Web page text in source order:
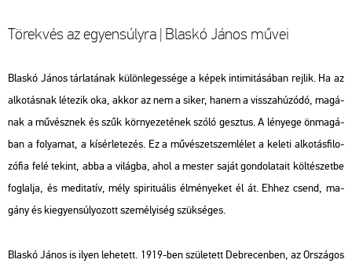
Tö­rek­vés az egyen­súly­ra | Blas­kó János művei
Blas­kó János tár­la­tá­nak kü­lön­le­ges­sé­ge a képek in­ti­mi­tá­sá­ban rej­lik. Ha az
al­ko­tás­nak lé­te­zik oka, akkor az nem a siker, hanem a vissza­hú­zó­dó, ma­gá­
nak a mű­vész­nek és szűk kör­nye­ze­té­nek szóló gesz­tus. A lé­nye­ge ön­ma­gá­
ban a fo­lya­mat, a kí­sér­le­te­zés. Ez a mű­vé­szet­szem­lé­let a ke­le­ti al­ko­tás­fi­lo­
zó­fia felé te­kint, abba a vi­lág­ba, ahol a mes­ter saját gon­do­la­ta­it köl­té­szet­be
fog­lal­ja, és me­di­ta­tív, mély spi­ri­tu­á­lis él­mé­nye­ket él át. Ehhez csend, ma­
gány és ki­egyen­sú­lyo­zott sze­mé­lyi­ség szük­sé­ges.
Blas­kó János is ilyen le­he­tett. 1919-ben szü­le­tett Deb­re­cen­ben, az Or­szá­gos